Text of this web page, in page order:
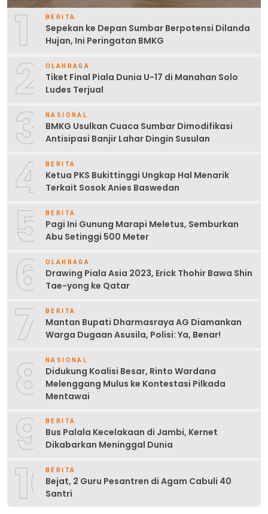
1 BERITA
Sepekan ke Depan Sumbar Berpotensi Dilanda
Hujan, Ini Peringatan BMKG
2 OLAHRAGA
Tiket Final Piala Dunia U-17 di Manahan Solo
Ludes Terjual
3 NASIONAL
BMKG Usulkan Cuaca Sumbar Dimodifikasi
Antisipasi Banjir Lahar Dingin Susulan
4 BERITA
Ketua PKS Bukittinggi Ungkap Hal Menarik
Terkait Sosok Anies Baswedan
5 BERITA
Pagi Ini Gunung Marapi Meletus, Semburkan
Abu Setinggi 500 Meter
6 OLAHRAGA
Drawing Piala Asia 2023, Erick Thohir Bawa Shin
Tae-yong ke Qatar
7 BERITA
Mantan Bupati Dharmasraya AG Diamankan
Warga Dugaan Asusila, Polisi: Ya, Benar!
8 NASIONAL
Didukung Koalisi Besar, Rinto Wardana
Melenggang Mulus ke Kontestasi Pilkada
Mentawai
9 BERITA
Bus Palala Kecelakaan di Jambi, Kernet
Dikabarkan Meninggal Dunia
10BERITA
Bejat, 2 Guru Pesantren di Agam Cabuli 40
Santri